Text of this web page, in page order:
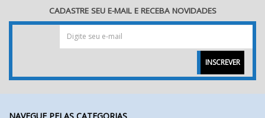
CADASTRE SEU E-MAIL E RECEBA NOVIDADES
INSCREVER